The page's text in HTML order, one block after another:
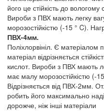
його це стійкість до вологому
Вироби з ПВХ мають легку
морозостійкістю (-15 ° C).
ПВХ-4мм.
Поліхлорвініл. Є матеріалом
матеріал відрізняється
кислот. Вироби з ПВХ мають
має малу морозостійкістю (-
Відрізняється від ПВХ-2мм.
робить його максимально
дорожче, ніж інші матеріали